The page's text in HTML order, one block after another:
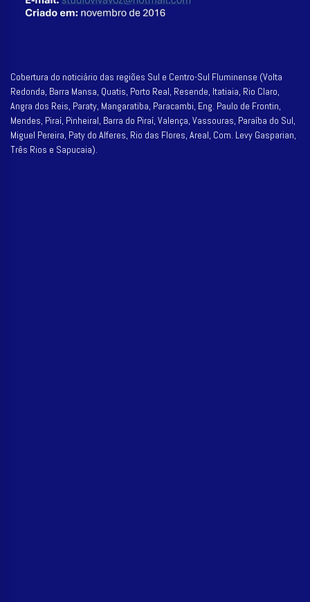
Cobertura do noticiário das regiões Sul e Centro-Sul Fluminense (Volta
Redonda, Barra Mansa, Quatis, Porto Real, Resende, Itatiaia, Rio Claro,
Angra dos Reis, Paraty, Mangaratiba, Paracambi, Eng. Paulo de Frontin,
Mendes, Piraí, Pinheiral, Barra do Piraí, Valença, Vassouras, Paraíba do Sul,
Miguel Pereira, Paty do Alferes, Rio das Flores, Areal, Com. Levy Gasparian,
Três Rios e Sapucaia).